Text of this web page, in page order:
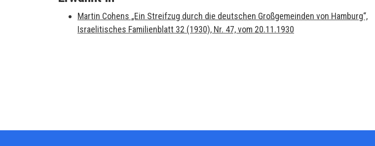
Martin Cohens „Ein Streifzug durch die deutschen Großgemeinden von Hamburg“,
Israelitisches Familienblatt 32 (1930), Nr. 47, vom 20.11.1930